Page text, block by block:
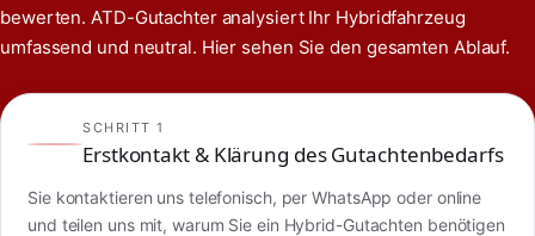
bewerten. ATD-Gutachter analysiert Ihr Hybridfahrzeug
umfassend und neutral. Hier sehen Sie den gesamten Ablauf.
SCHRITT 1
Erstkontakt & Klärung des Gutachtenbedarfs
Sie kontaktieren uns telefonisch, per WhatsApp oder online
und teilen uns mit, warum Sie ein Hybrid-Gutachten benötigen